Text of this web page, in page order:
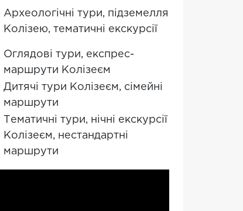
Археологічні тури, підземелля
Колізею, тематичні екскурсії
Оглядові тури, експрес-
маршрути Колізеєм
Дитячі тури Колізеєм, сімейні
маршрути
Тематичні тури, нічні екскурсії
Колізеєм, нестандартні
маршрути